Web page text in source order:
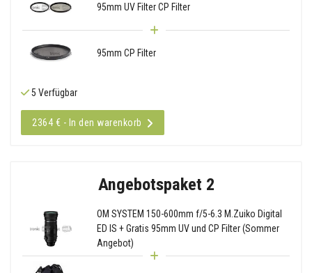
95mm UV Filter CP Filter
95mm CP Filter
5 Verfügbar
2364 € - In den warenkorb
Angebotspaket 2
OM SYSTEM 150-600mm f/5-6.3 M.Zuiko Digital
ED IS + Gratis 95mm UV und CP Filter (Sommer
Angebot)